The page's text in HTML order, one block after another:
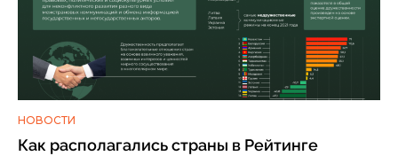
НОВОСТИ
Как располагались страны в Рейтинге